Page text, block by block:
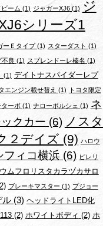
ーム (1) ジャガーXJ6(1) ジ
シリーズ1
ーＥタイプ(1) スターダスト (1)
良 (1) スプレンドーレ榛名 (1)
(1) デイトナスパイダーレプ
エンジン載せ替え (1) トヨタ限定
ターボ(1) ナローポルシェ (1) ネ
クカー (6) ノスタ
２デイズ (9) ハロウ
フィコ横浜(6) ピレリ
ムフロリスタカラヅカサロ
ブレーキマスター (1) プジョー
ル(3) ヘッドライトLED化
(2) ホワイトボディ (2) ホ